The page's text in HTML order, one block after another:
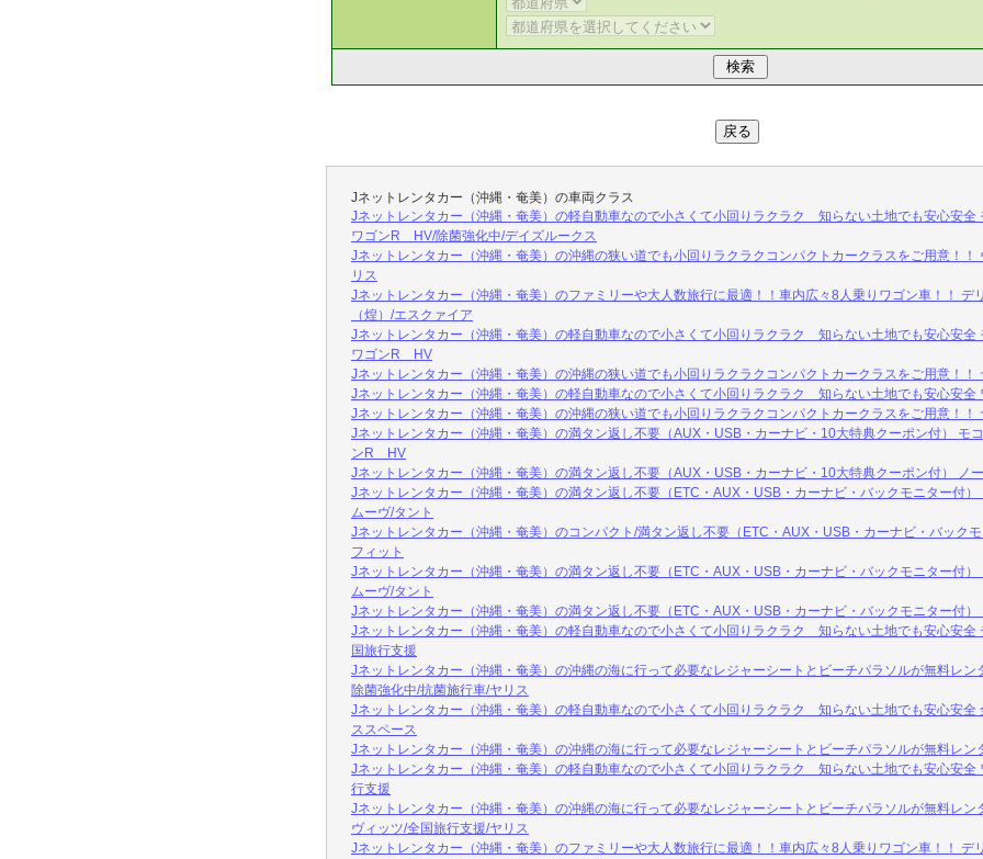
Jネットレンタカー（沖縄・奄美）の車両クラス
Jネットレンタカー（沖縄・奄美）の軽自動車なので小さくて小回りラクラク 知らない土地でも安心安全
ワゴンR HV/除菌強化中/デイズルークス
Jネットレンタカー（沖縄・奄美）の沖縄の狭い道でも小回りラクラクコンパクトカークラスをご用意！！
リス
Jネットレンタカー（沖縄・奄美）のファミリーや大人数旅行に最適！！車内広々8人乗りワゴン車！！ デ
（煌）/エスクァイア
Jネットレンタカー（沖縄・奄美）の軽自動車なので小さくて小回りラクラク 知らない土地でも安心安全
ワゴンR HV
Jネットレンタカー（沖縄・奄美）の沖縄の狭い道でも小回りラクラクコンパクトカークラスをご用意！！
Jネットレンタカー（沖縄・奄美）の軽自動車なので小さくて小回りラクラク 知らない土地でも安心安全
Jネットレンタカー（沖縄・奄美）の沖縄の狭い道でも小回りラクラクコンパクトカークラスをご用意！！
Jネットレンタカー（沖縄・奄美）の満タン返し不要（AUX・USB・カーナビ・10大特典クーポン付） モ
ンR HV
Jネットレンタカー（沖縄・奄美）の満タン返し不要（AUX・USB・カーナビ・10大特典クーポン付） ノ
Jネットレンタカー（沖縄・奄美）の満タン返し不要（ETC・AUX・USB・カーナビ・バックモニター付）
ムーヴ/タント
Jネットレンタカー（沖縄・奄美）のコンパクト/満タン返し不要（ETC・AUX・USB・カーナビ・バック
フィット
Jネットレンタカー（沖縄・奄美）の満タン返し不要（ETC・AUX・USB・カーナビ・バックモニター付）
ムーヴ/タント
Jネットレンタカー（沖縄・奄美）の満タン返し不要（ETC・AUX・USB・カーナビ・バックモニター付）
Jネットレンタカー（沖縄・奄美）の軽自動車なので小さくて小回りラクラク 知らない土地でも安心安全
国旅行支援
Jネットレンタカー（沖縄・奄美）の沖縄の海に行って必要なレジャーシートとビーチパラソルが無料レン
除菌強化中/抗菌施行車/ヤリス
Jネットレンタカー（沖縄・奄美）の軽自動車なので小さくて小回りラクラク 知らない土地でも安心安全
ススペース
Jネットレンタカー（沖縄・奄美）の沖縄の海に行って必要なレジャーシートとビーチパラソルが無料レン
Jネットレンタカー（沖縄・奄美）の軽自動車なので小さくて小回りラクラク 知らない土地でも安心安全
行支援
Jネットレンタカー（沖縄・奄美）の沖縄の海に行って必要なレジャーシートとビーチパラソルが無料レン
ヴィッツ/全国旅行支援/ヤリス
Jネットレンタカー（沖縄・奄美）のファミリーや大人数旅行に最適！！車内広々8人乗りワゴン車！！ デ